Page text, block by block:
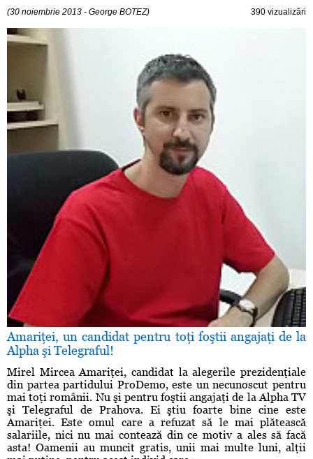
(30 noiembrie 2013 - George BOTEZ) 390 vizualizări
Amariţei, un candidat pentru toţi foştii angajaţi de la
Alpha şi Telegraful!
Mirel Mircea Amariţei, candidat la alegerile prezidenţiale
din partea partidului ProDemo, este un necunoscut pentru
mai toţi românii. Nu şi pentru foştii angajaţi de la Alpha TV
şi Telegraful de Prahova. Ei ştiu foarte bine cine este
Amariţei. Este omul care a refuzat să le mai plătească
salariile, nici nu mai contează din ce motiv a ales să facă
asta! Oamenii au muncit gratis, unii mai multe luni, alţii